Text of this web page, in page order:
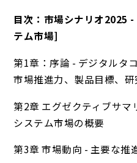
目次：市場シナリオ2025
テム市場]
第1章：序論 - デジタルタ
市場推進力、製品目標、研
第2章 エグゼクティブサマ
システム市場の概要
第3章 市場動向 - 主要な推